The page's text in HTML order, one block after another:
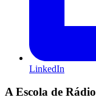
LinkedIn
A Escola de Rádio